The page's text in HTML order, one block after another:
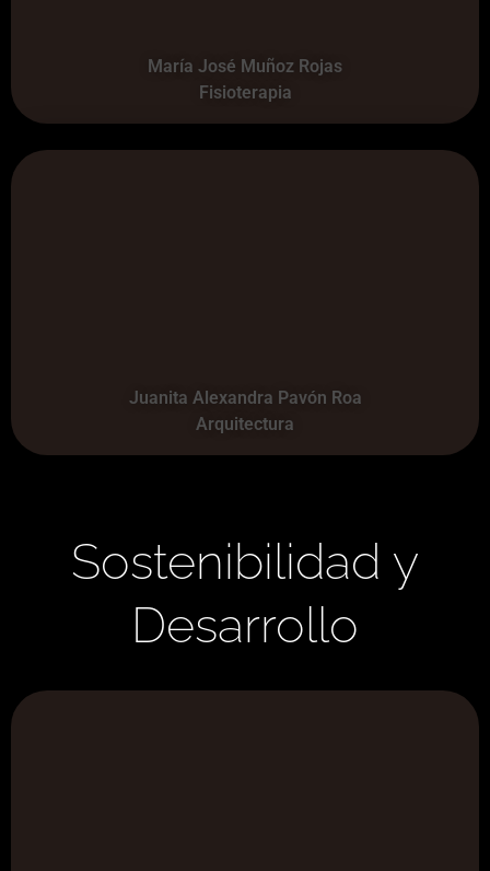
María José Muñoz Rojas
Fisioterapia
Juanita Alexandra Pavón Roa
Arquitectura
Sostenibilidad y
Desarrollo